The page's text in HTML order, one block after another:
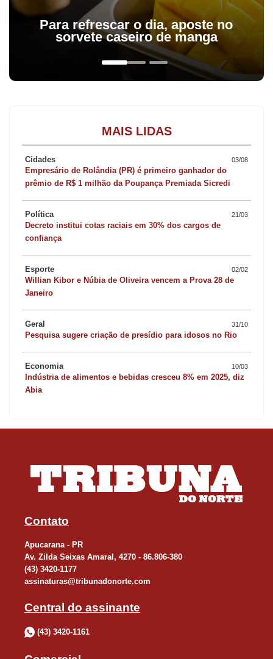
Para refrescar o dia, aposte no
sorvete caseiro de manga
MAIS LIDAS
Cidades 03/08
Empresário de Rolândia (PR) é primeiro ganhador do
prêmio de R$ 1 milhão da Poupança Premiada Sicredi
Política 21/03
Decreto institui cotas raciais em 30% dos cargos de
confiança
Esporte 02/02
Willian Kibor e Núbia de Oliveira vencem a Prova 28 de
Janeiro
Geral 31/10
Pesquisa sugere criação de presídio para idosos no Rio
Economia 10/03
Indústria de alimentos e bebidas cresceu 8% em 2025, diz
Abia
Contato
Apucarana - PR
Av. Zilda Seixas Amaral, 4270 - 86.806-380
(43) 3420-1177
assinaturas@tribunadonorte.com
Central do assinante
(43) 3420-1161